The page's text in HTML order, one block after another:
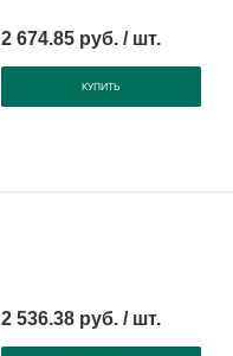
2 674.85 руб. / шт.
КУПИТЬ
2 536.38 руб. / шт.